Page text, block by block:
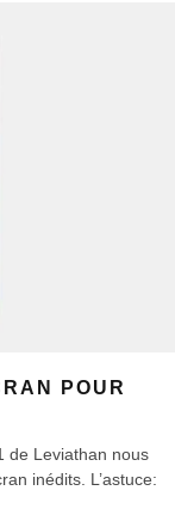
POUR
de Leviathan nous
inédits. L’astuce: